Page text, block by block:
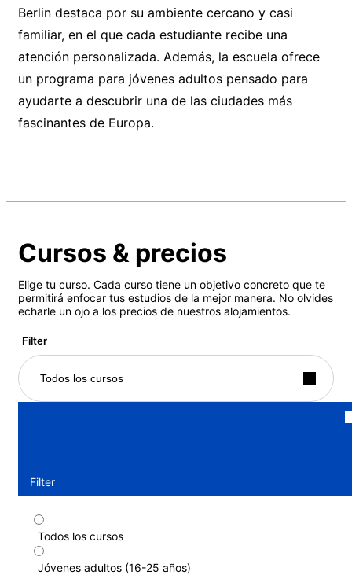
Berlin destaca por su ambiente cercano y casi
familiar, en el que cada estudiante recibe una
atención personalizada. Además, la escuela ofrece
un programa para jóvenes adultos pensado para
ayudarte a descubrir una de las ciudades más
fascinantes de Europa.
Cursos & precios
Elige tu curso. Cada curso tiene un objetivo concreto que te
permitirá enfocar tus estudios de la mejor manera. No olvides
echarle un ojo a los precios de nuestros alojamientos.
Filter
Todos los cursos
Filter
Todos los cursos
Jóvenes adultos (16-25 años)
Jóvenes adultos - Programa estándar
(Casa de familia) (16-20 años)